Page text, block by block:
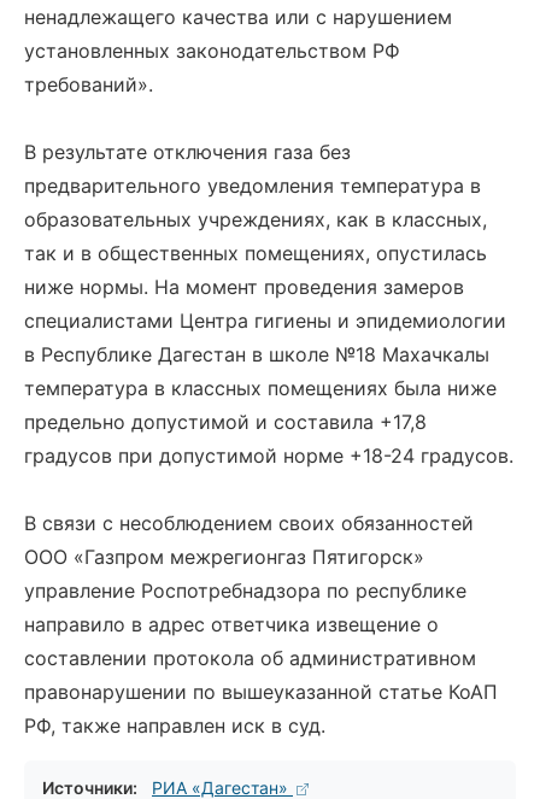
ненадлежащего качества или с нарушением
установленных законодательством РФ
требований».
В результате отключения газа без
предварительного уведомления температура в
образовательных учреждениях, как в классных,
так и в общественных помещениях, опустилась
ниже нормы. На момент проведения замеров
специалистами Центра гигиены и эпидемиологии
в Республике Дагестан в школе №18 Махачкалы
температура в классных помещениях была ниже
предельно допустимой и составила +17,8
градусов при допустимой норме +18-24 градусов.
В связи с несоблюдением своих обязанностей
ООО «Газпром межрегионгаз Пятигорск»
управление Роспотребнадзора по республике
направило в адрес ответчика извещение о
составлении протокола об административном
правонарушении по вышеуказанной статье КоАП
РФ, также направлен иск в суд.
Источники: РИА «Дагестан»